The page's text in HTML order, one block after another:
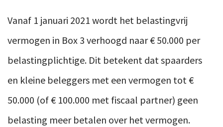
Vanaf 1 januari 2021 wordt het belastingvrij
vermogen in Box 3 verhoogd naar € 50.000 per
belastingplichtige. Dit betekent dat spaarders
en kleine beleggers met een vermogen tot €
50.000 (of € 100.000 met fiscaal partner) geen
belasting meer betalen over het vermogen.